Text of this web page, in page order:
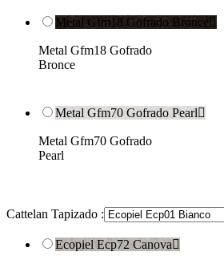
Metal Gfm18 Gofrado Bronce
Metal Gfm18 Gofrado
Bronce
Metal Gfm70 Gofrado Pearl
Metal Gfm70 Gofrado
Pearl
Cattelan Tapizado :
Ecopiel Ecp72 Canova